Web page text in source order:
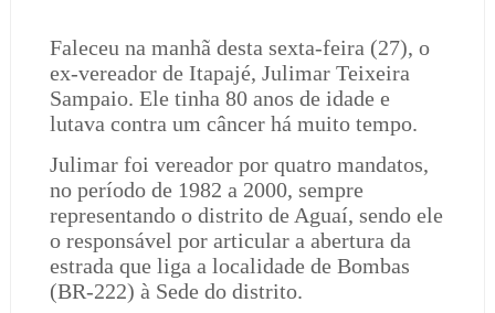
Faleceu na manhã desta sexta-feira (27), o
ex-vereador de Itapajé, Julimar Teixeira
Sampaio. Ele tinha 80 anos de idade e
lutava contra um câncer há muito tempo.
Julimar foi vereador por quatro mandatos,
no período de 1982 a 2000, sempre
representando o distrito de Aguaí, sendo ele
o responsável por articular a abertura da
estrada que liga a localidade de Bombas
(BR-222) à Sede do distrito.